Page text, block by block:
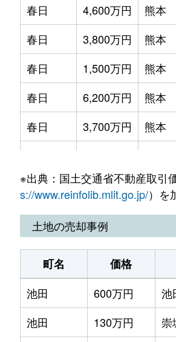
春日
4,600万円
熊本
春日
3,800万円
熊本
春日
1,500万円
熊本
春日
6,200万円
熊本
春日
3,700万円
熊本
上熊本
3,300万円
上熊
上熊本
1,000万円
上熊
島崎
2,000万円
上熊
田崎本町
1,000万円
出町
2,100万円
池田
二本木
3,200万円
熊本
※出典：国土交通省不動産取引
s://www.reinfolib.mlit.go.jp/）を
土地の売却事例
町名 価格
池田
600万円
池
池田
130万円
崇